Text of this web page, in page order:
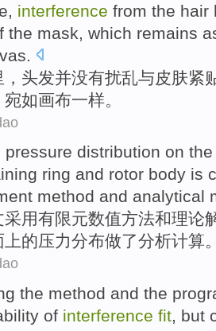
interference from the hair
the mask which remains
， 头发并没有扰乱与皮肤紧
宛如画布一样。
pressure distribution on
ring and rotor body is
method and analytical
采用有限元数值方法和理论
上的压力分布做了分析计算
the method and the
of interference fit, but